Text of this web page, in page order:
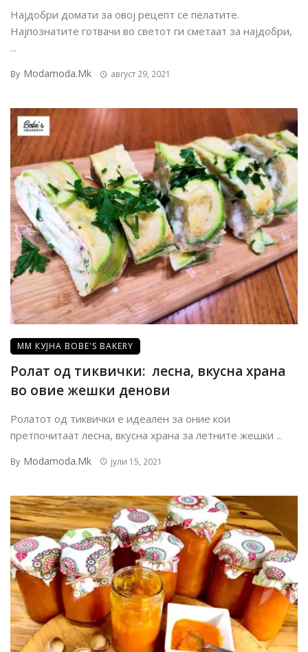
Најдобри домати за овој рецепт се пелатите.
Најпознатите готвачи во светот ги сметаат за најдобри,
...
By Modamoda.mk август 29, 2021
ММ КУЈНА BOBE'S BAKERY
Ролат од тиквички: лесна, вкусна храна
во овие жешки денови
Ролатот од тиквички е идеален за оние кои
претпочитаат лесна, вкусна храна за летните жешки ...
By Modamoda.mk јули 15, 2021